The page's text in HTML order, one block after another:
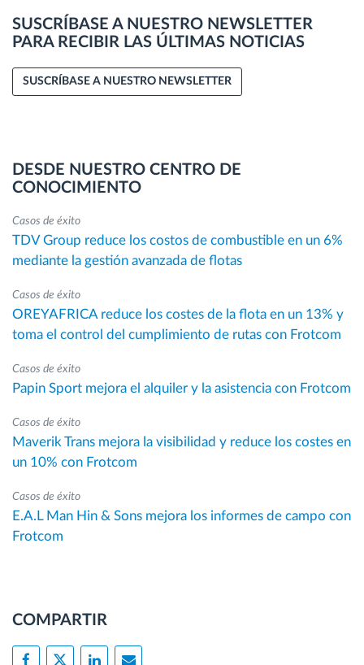
SUSCRÍBASE A NUESTRO NEWSLETTER
PARA RECIBIR LAS ÚLTIMAS NOTICIAS
SUSCRÍBASE A NUESTRO NEWSLETTER
DESDE NUESTRO CENTRO DE
CONOCIMIENTO
Casos de éxito
TDV Group reduce los costos de combustible en un 6%
mediante la gestión avanzada de flotas
Casos de éxito
OREYAFRICA reduce los costes de la flota en un 13% y
toma el control del cumplimiento de rutas con Frotcom
Casos de éxito
Papin Sport mejora el alquiler y la asistencia con Frotcom
Casos de éxito
Maverik Trans mejora la visibilidad y reduce los costes en
un 10% con Frotcom
Casos de éxito
E.A.L Man Hin & Sons mejora los informes de campo con
Frotcom
COMPARTIR